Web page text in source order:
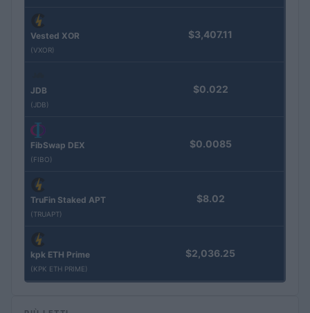
Vested XOR
(VXOR)
$3,407.11
JDB
(JDB)
$0.022
FibSwap DEX
(FIBO)
$0.0085
TruFin Staked APT
(TRUAPT)
$8.02
kpk ETH Prime
(KPK ETH PRIME)
$2,036.25